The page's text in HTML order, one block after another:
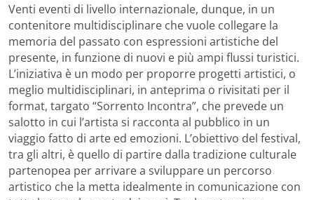
Venti eventi di livello internazionale, dunque, in un
contenitore multidisciplinare che vuole collegare la
memoria del passato con espressioni artistiche del
presente, in funzione di nuovi e più ampi flussi turistici.
L’iniziativa è un modo per proporre progetti artistici, o
meglio multidisciplinari, in anteprima o rivisitati per il
format, targato “Sorrento Incontra”, che prevede un
salotto in cui l’artista si racconta al pubblico in un
viaggio fatto di arte ed emozioni. L’obiettivo del festival,
tra gli altri, è quello di partire dalla tradizione culturale
partenopea per arrivare a sviluppare un percorso
artistico che la metta idealmente in comunicazione con